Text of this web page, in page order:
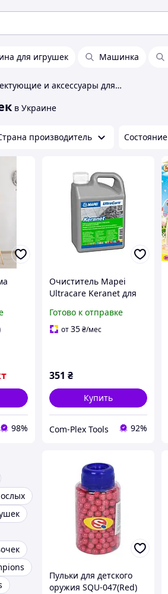
для игрушек Машинка
Комплектующие и аксессуары для игрушек
в Украине
производитель Состояние
98%
Очиститель Mapei
Ultracare Keranet для
остатков, 1 л (1150855)
Готово к отправке
от35₴/мес
351 ₴
Купить
Com-Plex Tools 92%
Пульки для детского
оружия SQU-047(Red)